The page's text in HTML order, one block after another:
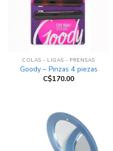
COLAS - LIGAS - PRENSAS
Goody – Pinzas 4 piezas
C$170.00